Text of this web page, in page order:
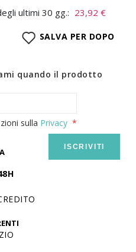
ultimi 30 gg.: 23,92 €
SALVA PER DOPO
quando il prodotto
sulla Privacy
ISCRIVITI